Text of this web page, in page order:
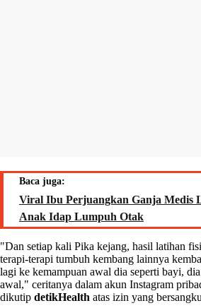
Baca juga:
Viral Ibu Perjuangkan Ganja Medis
Anak Idap Lumpuh Otak
"Dan setiap kali Pika kejang, hasil latihan
terapi-terapi tumbuh kembang lainnya
lagi ke kemampuan awal dia seperti bayi,
awal," ceritanya dalam akun Instagram
dikutip detikHealth atas izin yang